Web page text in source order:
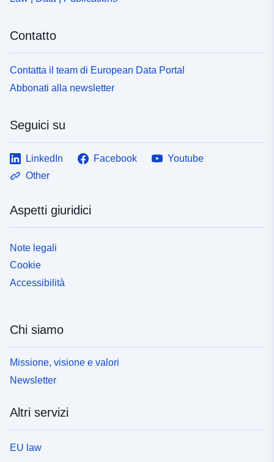
Contatto
Contatta il team di European Data Portal
Abbonati alla newsletter
Seguici su
LinkedIn Facebook
Youtube
Other
Aspetti giuridici
Note legali
Cookie
Accessibilità
Chi siamo
Missione, visione e valori
Newsletter
Altri servizi
EU law